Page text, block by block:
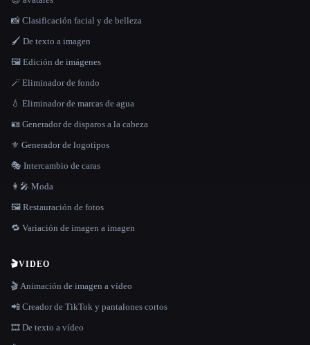
📸 Clasificación facial y de belleza
🖌️ De texto a imagen
🖼️ Edición de imágenes
🪄 Eliminador de fondo
💧 Eliminador de marcas de agua
🪪 Generador de disparos a la cabeza
⚜️ Generador de logotipos
🎭 Intercambio de caras
👩‍🎤 Moda
🖼️ Restauración de fotos
🔁 Variación de imagen a imagen
🎬VIDEO
🎬 Animación de imagen a vídeo
📲 Creador de TikTok y pantalones cortos
🎞️ De texto a vídeo